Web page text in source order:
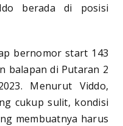
berada di posisi
bernomor start 143
balapan di Putaran 2
Menurut Viddo,
cukup sulit, kondisi
membuatnya harus